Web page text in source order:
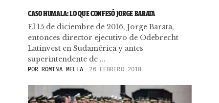
CASO HUMALA: LO QUE CONFESÓ JORGE BARATA
El 15 de diciembre de 2016, Jorge Barata,
entonces director ejecutivo de Odebrecht
Latinvest en Sudamérica y antes
superintendente de ...
POR ROMINA MELLA 26 FEBRERO 2018